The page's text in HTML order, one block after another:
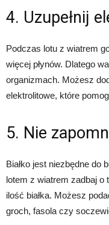
4. Uzupełnij
Podczas lotu z wiatrem
więcej płynów. Dlatego
organizmach. Możesz
elektrolitowe, które
5. Nie
Białko jest niezbędne do
lotem z wiatrem zadbaj o
ilość białka. Możesz
groch, fasola czy